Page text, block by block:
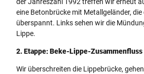
der Jahreszahl 1992 treffen wir erneut
eine Betonbrücke mit Metallgeländer, die
überspannt. Links sehen wir die
Lippe.
2. Etappe: Beke-Lippe-
Wir überschreiten die Lippebrücke,